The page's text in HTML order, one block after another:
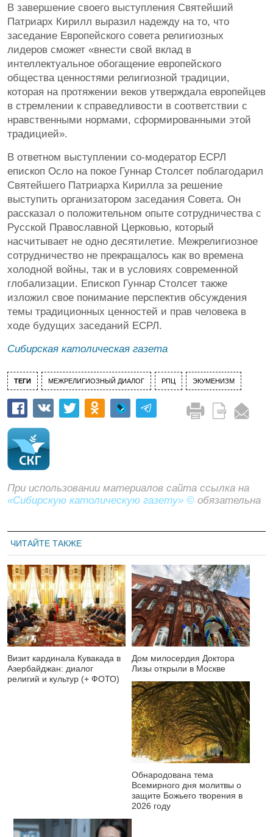
В завершение своего выступления Святейший
Патриарх Кирилл выразил надежду на то, что
заседание Европейского совета религиозных
лидеров сможет «внести свой вклад в
интеллектуальное обогащение европейского
общества ценностями религиозной традиции,
которая на протяжении веков утверждала европейцев
в стремлении к справедливости в соответствии с
нравственными нормами, сформированными этой
традицией».
В ответном выступлении со-модератор ЕСРЛ
епископ Осло на покое Гуннар Столсет поблагодарил
Святейшего Патриарха Кирилла за решение
выступить организатором заседания Совета. Он
рассказал о положительном опыте сотрудничества с
Русской Православной Церковью, который
насчитывает не одно десятилетие. Межрелигиозное
сотрудничество не прекращалось как во времена
холодной войны, так и в условиях современной
глобализации. Епископ Гуннар Столсет также
изложил свое понимание перспектив обсуждения
темы традиционных ценностей и прав человека в
ходе будущих заседаний ЕСРЛ.
Сибирская католическая газета
ТЕГИ МЕЖРЕЛИГИОЗНЫЙ ДИАЛОГ РПЦ ЭКУМЕНИЗМ
При использовании материалов сайта ссылка на
«Сибирскую католическую газету» © обязательна
ЧИТАЙТЕ ТАКЖЕ
Визит кардинала Кувакада в
Азербайджан: диалог
религий и культур (+ ФОТО)
Дом милосердия Доктора
Лизы открыли в Москве
Обнародована тема
Всемирного дня молитвы о
защите Божьего творения в
2026 году